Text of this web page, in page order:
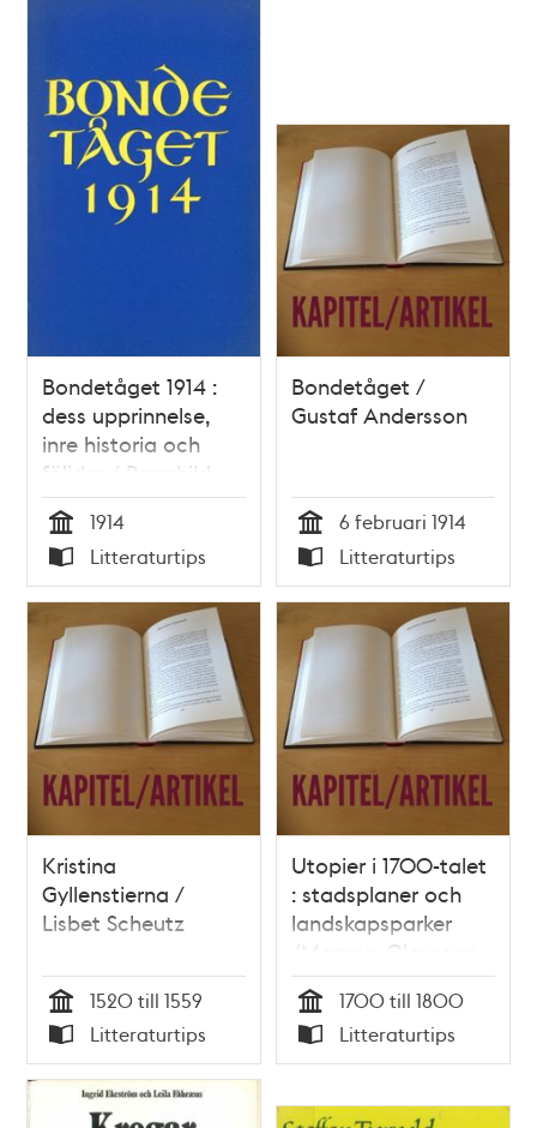
Bondetåget 1914 :
dess upprinnelse,
inre historia och
följder / Ragnhild
Frykberg
Tid
1914
Typ
Litteraturtips
Bondetåget /
Gustaf Andersson
Tid
6 februari 1914
Typ
Litteraturtips
Kristina
Gyllenstierna /
Lisbet Scheutz
Tid
1520 till 1559
Typ
Litteraturtips
Utopier i 1700-talet
: stadsplaner och
landskapsparker
/Magnus Olausson
Tid
1700 till 1800
Typ
Litteraturtips